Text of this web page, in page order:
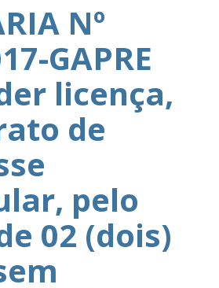
Nº
GAPRE
licença,
de
pelo
02 (dois)